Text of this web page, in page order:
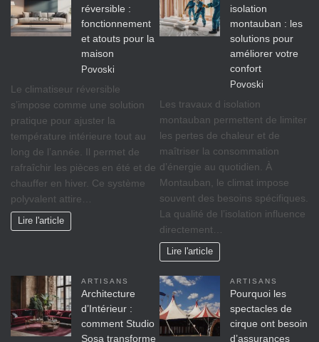
réversible :
fonctionnement
et atouts pour la
maison
Povoski
Le climatiseur réversible
s’impose comme une solution
pratique pour ajuster la
température intérieure tout au
long de l’année. Il permet de
rafraîchir les pièces en été et de
chauffer en hiver. Ce système
polyvalent attire…
Lire l'article
isolation
montauban : les
solutions pour
améliorer votre
confort
Povoski
Les travaux d isolation
montauban permettent de limiter
les pertes de chaleur et de
maîtriser la consommation
d’énergie au quotidien. À
Montauban, le climat impose
souvent des besoins spécifiques.
La qualité de l’isolation influence
directement…
Lire l'article
ARTISANS
Architecture
d’Intérieur :
comment Studio
Sosa transforme
ARTISANS
Pourquoi les
spectacles de
cirque ont besoin
d’assurances